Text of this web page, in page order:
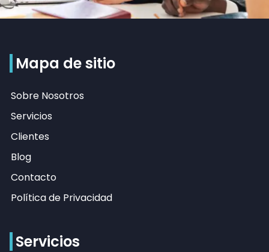
Mapa de sitio
Sobre Nosotros
Servicios
Clientes
Blog
Contacto
Política de Privacidad
Servicios